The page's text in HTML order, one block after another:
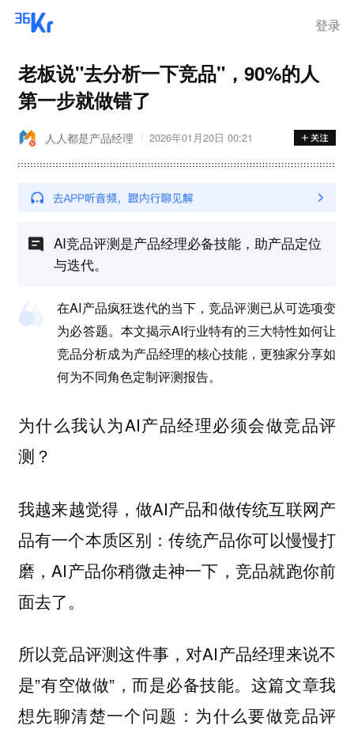
登录
老板说"去分析一下竞品"，90%的人
第一步就做错了
人人都是产品经理 2026年01月20日 00:21
AI竞品评测是产品经理必备技能，助产品定位
与迭代。
在AI产品疯狂迭代的当下，竞品评测已从可选项变
为必答题。本文揭示AI行业特有的三大特性如何让
竞品分析成为产品经理的核心技能，更独家分享如
何为不同角色定制评测报告。
为什么我认为AI产品经理必须会做竞品评
测？
我越来越觉得，做AI产品和做传统互联网产
品有一个本质区别：传统产品你可以慢慢打
磨，AI产品你稍微走神一下，竞品就跑你前
面去了。
所以竞品评测这件事，对AI产品经理来说不
是”有空做做”，而是必备技能。这篇文章我
想先聊清楚一个问题：为什么要做竞品评